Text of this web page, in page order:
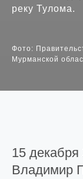
реку Тулома.
Фото:
Мурманской
15 декабря
Владимир